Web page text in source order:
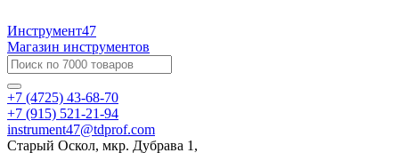
Инструмент47
Магазин инструментов
+7 (4725) 43-68-70
+7 (915) 521-21-94
instrument47@tdprof.com
Старый Оскол, мкр. Дубрава 1,